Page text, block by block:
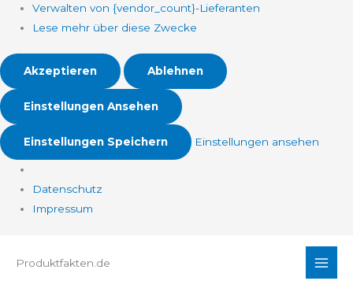
Verwalten von {vendor_count}-Lieferanten
Lese mehr über diese Zwecke
Akzeptieren Ablehnen
Einstellungen Ansehen
Einstellungen Speichern Einstellungen ansehen
Datenschutz
Impressum
InhaltProduktfakten.de